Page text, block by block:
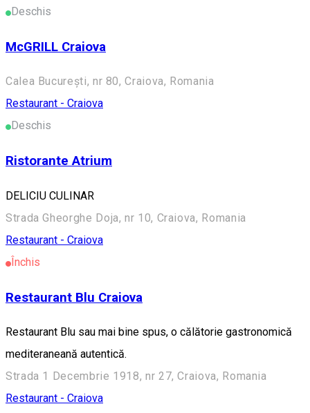
Deschis
McGRILL Craiova
Calea București, nr 80, Craiova, Romania
Restaurant - Craiova
Deschis
Ristorante Atrium
DELICIU CULINAR
Strada Gheorghe Doja, nr 10, Craiova, Romania
Restaurant - Craiova
Închis
Restaurant Blu Craiova
Restaurant Blu sau mai bine spus, o călătorie gastronomică
mediteraneană autentică.
Strada 1 Decembrie 1918, nr 27, Craiova, Romania
Restaurant - Craiova